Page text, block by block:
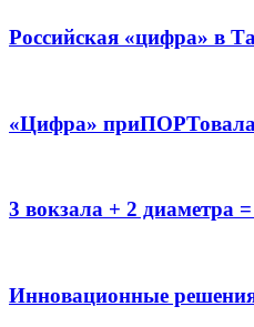
Российская «цифра» в
«Цифра»
3 вокзала + 2 диаметра
Инновационные